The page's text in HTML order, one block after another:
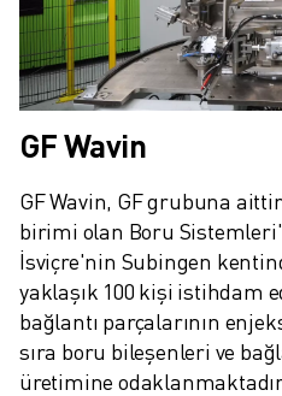
FANUC HAKKINDA
AVRUPA'DA FANUC
LOKASYONLARIMIZ
SÜRDÜRÜLEBILIRLIK
KARIYER
BIZE KATILIN » KARIYER PORTALI
İLETIŞIM
İLETIŞIM
LOKASYONLAR
KÜNYE
GF Wavin
GF Wavin, GF grubuna
birimi olan Boru
İsviçre'nin Subingen
yaklaşık 100 kişi istihdam
bağlantı parçalarının
sıra boru bileşenleri ve
üretimine